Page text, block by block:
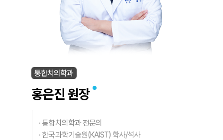
통합치의학과
홍은진 원장
·통합치의학과 전문의
· 한국과학기술원(KAIST) 학사/석사